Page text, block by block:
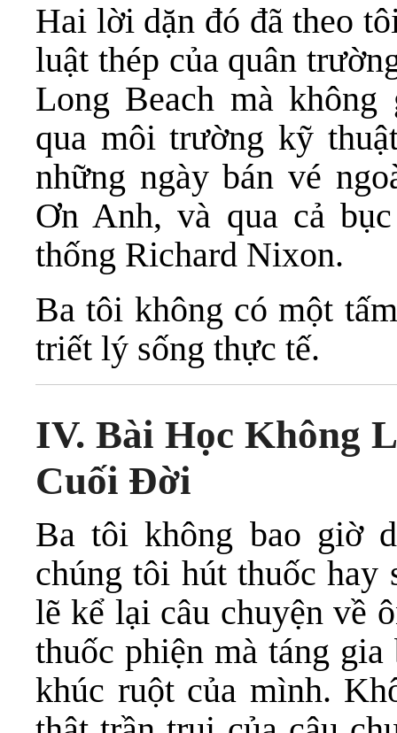
Hai lời dặn đó đã theo
luật thép của quân
Long Beach mà
qua môi trường kỹ
những ngày bán vé
Ơn Anh, và qua cả
thống Richard Nixon.
Ba tôi không có một
triết lý sống thực tế.
IV. Bài Học Không
Cuối Đời
Ba tôi không bao giờ
chúng tôi hút thuốc hay
lẽ kể lại câu chuyện về
thuốc phiện mà táng
khúc ruột của mình.